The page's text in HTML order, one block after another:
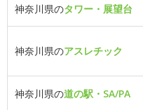
神奈川県のタワー・展望台
神奈川県のアスレチック
神奈川県の道の駅・SA/PA